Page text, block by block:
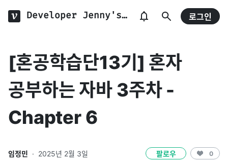
Developer Jenny's Blog ⭐ 로그인
[혼공학습단13기] 혼자
공부하는 자바 3주차 -
Chapter 6
임정민 · 2025년 2월 3일 팔로우 0